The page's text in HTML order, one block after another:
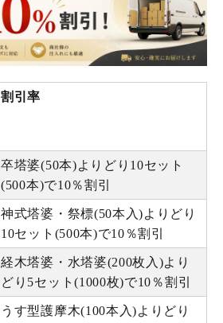
割引率
卒塔婆(50本)よりどり10セット
(500本)で10％割引
神式塔婆・祭標(50本入)よりどり
10セット(500本)で10％割引
経木塔婆・水塔婆(200枚入)より
どり5セット(1000枚)で10％割引
うす型護摩木(100本入)よりどり